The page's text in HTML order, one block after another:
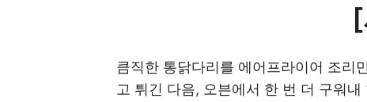
큼직한 통닭다리를 에어프라이어 조리
고 튀긴 다음, 오븐에서 한 번 더 구워